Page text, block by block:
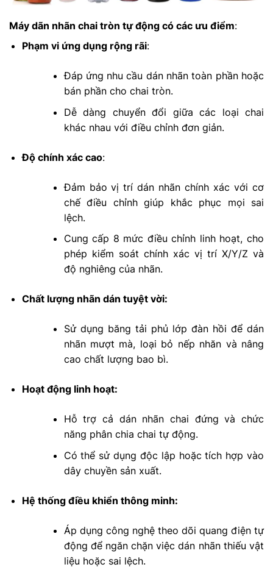
Máy dãn nhãn chai tròn tự động có các ưu điểm:
Phạm vi ứng dụng rộng rãi:
Đáp ứng nhu cầu dán nhãn toàn phần hoặc
bán phần cho chai tròn.
Dễ dàng chuyển đổi giữa các loại chai
khác nhau với điều chỉnh đơn giản.
Độ chính xác cao:
Đảm bảo vị trí dán nhãn chính xác với cơ
chế điều chỉnh giúp khắc phục mọi sai
lệch.
Cung cấp 8 mức điều chỉnh linh hoạt, cho
phép kiểm soát chính xác vị trí X/Y/Z và
độ nghiêng của nhãn.
Chất lượng nhãn dán tuyệt vời:
Sử dụng băng tải phủ lớp đàn hồi để dán
nhãn mượt mà, loại bỏ nếp nhăn và nâng
cao chất lượng bao bì.
Hoạt động linh hoạt:
Hỗ trợ cả dán nhãn chai đứng và chức
năng phân chia chai tự động.
Có thể sử dụng độc lập hoặc tích hợp vào
dây chuyền sản xuất.
Hệ thống điều khiển thông minh:
Áp dụng công nghệ theo dõi quang điện tự
động để ngăn chặn việc dán nhãn thiếu vật
liệu hoặc sai lệch.